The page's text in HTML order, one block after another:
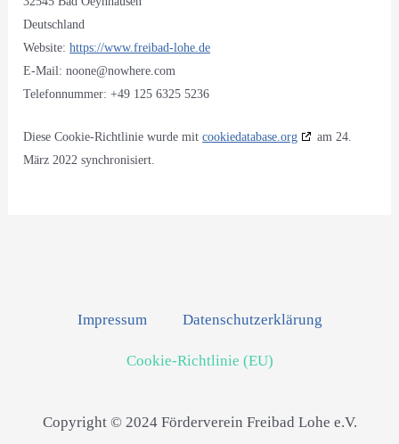
Deutschland
Website:https://www.freibad-lohe.de
E-Mail:noone@nowhere.com
Telefonnummer: +49 125 6325 5236
Diese Cookie-Richtlinie wurde mitcookiedatabase.org
am 24.
März 2022 synchronisiert.
Impressum Datenschutzerklärung
Cookie-Richtlinie (EU)
Copyright © 2024 Förderverein Freibad Lohe e.V.